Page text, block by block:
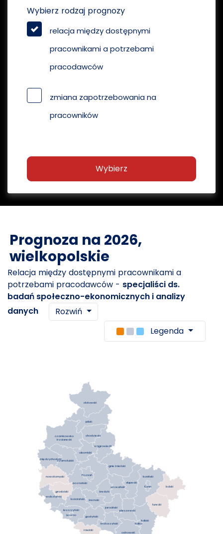
Wybierz rodzaj prognozy
relacja między dostępnymi
pracownikami a potrzebami
pracodawców
zmiana zapotrzebowania na
pracowników
Wybierz
Prognoza na 2026,
wielkopolskie
Relacja między dostępnymi pracownikami a
potrzebami pracodawców - specjaliści ds.
badań społeczno-ekonomicznych i analizy
danych
Rozwiń
Legenda
chodzieski
czarnkowsko
trzcianecki
gnieźnieński
gostyński
grodziski
jarociński
kaliski
kolski
koniński
kościański
krotoszyński
leszczyński
międzychodzki
nowotomyski
obornicki
ostrowski
pilski
pleszewski
poznański
rawicki
słupecki
szamotulski
średzki
śremski
turecki
wągrowiecki
wolsztyński
wrzesiński
złotowski
Kalisz
Konin
Leszno
Poznań